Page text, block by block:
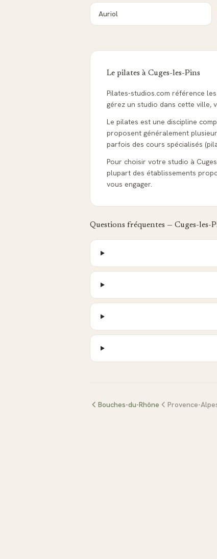
Auriol
Le pilates à Cuges-les-Pins
Pilates-studios.com référence
gérez un studio dans cette ville,
Le pilates est une discipline
proposent généralement
parfois des cours spécialisés
Pour choisir votre studio à
plupart des établissements
vous engager.
Questions fréquentes — Cuges-les-
Bouches-du-Rhône Provence-